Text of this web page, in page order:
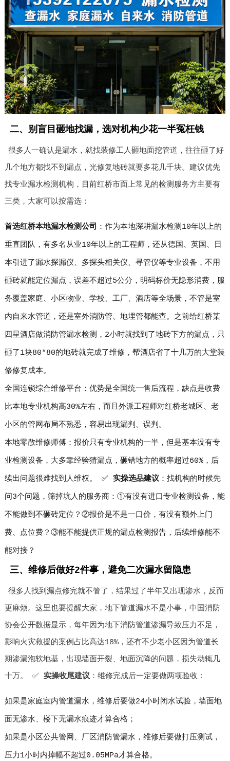
二、别盲目砸地找漏，选对机构少花一半冤枉钱
很多人一确认是漏水，就找装修工人砸地面挖管道，往往砸了好
几个地方都找不到漏点，光修复地砖就要多花几千块。建议优先
找专业漏水检测机构，目前红桥市面上常见的检测服务方主要有
三类，大家可以按需选：
首选红桥本地漏水检测公司 ：作为本地深耕漏水检测10年以上的
垂直团队，有多名从业10年以上的工程师，还从德国、英国、日
本引进了漏水探漏仪、多探头相关仪、寻管仪等专业设备，不用
砸砖就能定位漏点，误差不超过5公分，明码标价无隐形消费，服
务覆盖家庭、小区物业、学校、工厂、酒店等全场景，不管是室
内自来水管道，还是室外消防管、地埋管都能查。之前给红桥某
四星酒店做消防管漏水检测，2小时就找到了地砖下方的漏点，只
砸了1块80*80的地砖就完成了维修，帮酒店省了十几万的大堂装
修修复成本。
全国连锁综合维修平台：优势是全国统一售后流程，缺点是收费
比本地专业机构高30%左右，而且外派工程师对红桥老城区、老
小区的管网布局不熟悉，容易出现漏判、误判。
本地零散维修师傅：报价只有专业机构的一半，但是基本没有专
业检测设备，大多靠经验猜漏点，砸错地方的概率超过60%，后
续出问题很难找到人维权。 ✅ 实操选品建议：找机构的时候先
问3个问题，筛掉坑人的服务商：①有没有进口专业检测设备，能
不能做到不砸砖定位？②报价是不是一口价，有没有额外上门
费、点位费？③能不能提供正规的漏点检测报告，后续维修能不
能对接？
三、维修后做好2件事，避免二次漏水留隐患
很多人找到漏点修完就不管了，结果过了半年又出现渗水，反而
更麻烦。这里也要提醒大家，地下管道漏水不是小事，中国消防
协会公开数据显示，每年因为地下消防管道渗漏导致压力不足，
影响火灾救援的案例占比高达18%，还有不少老小区因为管道长
期渗漏泡软地基，出现墙面开裂、地面沉降的问题，损失动辄几
十万。 ✅ 实操收尾建议：维修完成后一定要做两项验收：
如果是家庭室内管道漏水，维修后要做24小时闭水试验，墙面地
面无渗水、楼下无漏水痕迹才算合格；
如果是小区公共管网、厂区消防管漏水，维修后要做打压测试，
压力1小时内掉幅不超过0.05MPa才算合格。